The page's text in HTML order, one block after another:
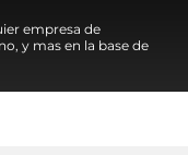
empresa de
y mas en la base de